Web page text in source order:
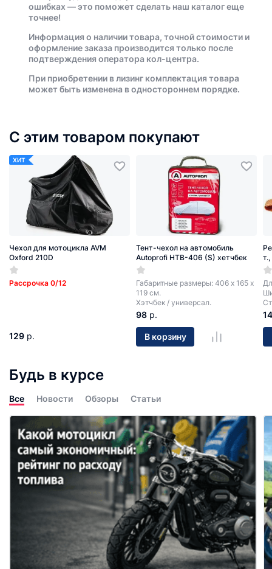
ошибках — это поможет сделать наш каталог еще
точнее!
Информация о наличии товара, точной стоимости и
оформление заказа производится только после
подтверждения оператора кол-центра.
При приобретении в лизинг комплектация товара
может быть изменена в одностороннем порядке.
С этим товаром покупают
ХИТ
Чехол для мотоцикла AVM
Oxford 210D
Рассрочка 0/12
129 р.
Тент-чехол на автомобиль
Autoprofi HTB-406 (S) хетчбек
Габаритные размеры: 406 х 165 х
119 см.
Хэтчбек / универсал.
98 р.
В корзину
14
Будь в курсе
Все Новости Обзоры Статьи